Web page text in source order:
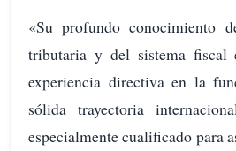
«Su profundo conocimiento
tributaria y del sistema fiscal
experiencia directiva en la
sólida trayectoria
especialmente cualificado para